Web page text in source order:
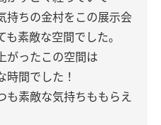
持ちの金村をこの展示会
素敵な空間でした。
がったこの空間は
間でした！
も素敵な気持ちももらえ